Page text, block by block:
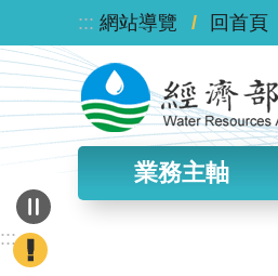
跳到主要內容區塊
::: 網站導覽 回首頁
業務主軸
:::